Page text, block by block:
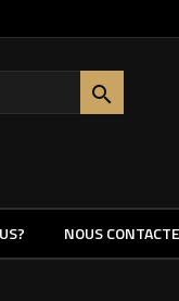

NOUS